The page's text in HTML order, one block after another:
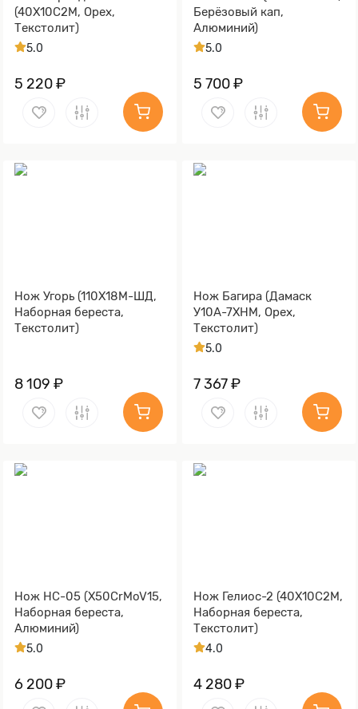
(40Х10С2М, Орех,
Текстолит)
5.0
5 220 ₽
Берёзовый кап,
Алюминий)
5.0
5 700 ₽
Нож Угорь (110Х18М-ШД,
Наборная береста,
Текстолит)
8 109 ₽
Нож Багира (Дамаск
У10А-7ХНМ, Орех,
Текстолит)
5.0
7 367 ₽
Нож НС-05 (X50CrMoV15,
Наборная береста,
Алюминий)
5.0
6 200 ₽
Нож Гелиос-2 (40Х10С2М,
Наборная береста,
Текстолит)
4.0
4 280 ₽